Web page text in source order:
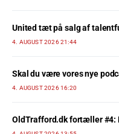
United tæt på salg af
4. AUGUST 2026 21:44
Skal du være vores nye
4. AUGUST 2026 16:20
OldTrafford.dk fortæller #4: